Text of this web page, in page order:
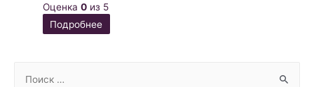
Оценка0 из 5
Подробнее